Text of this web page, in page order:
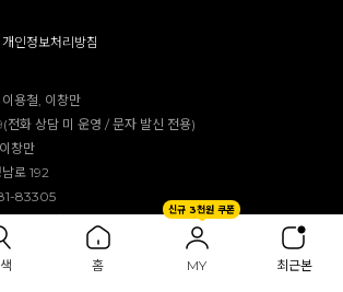
홈
신규 3천원 쿠폰
MY 최근본
개인정보처리방침
이용철, 이창만
화 상담 미 운영 / 문자 발신 전용)
이창만
로 192
83305